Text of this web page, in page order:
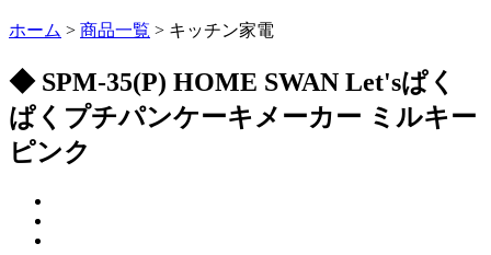
ホーム > 商品一覧 > キッチン家電
◆ SPM-35(P) HOME SWAN Let'sぱく
ぱくプチパンケーキメーカー ミルキー
ピンク